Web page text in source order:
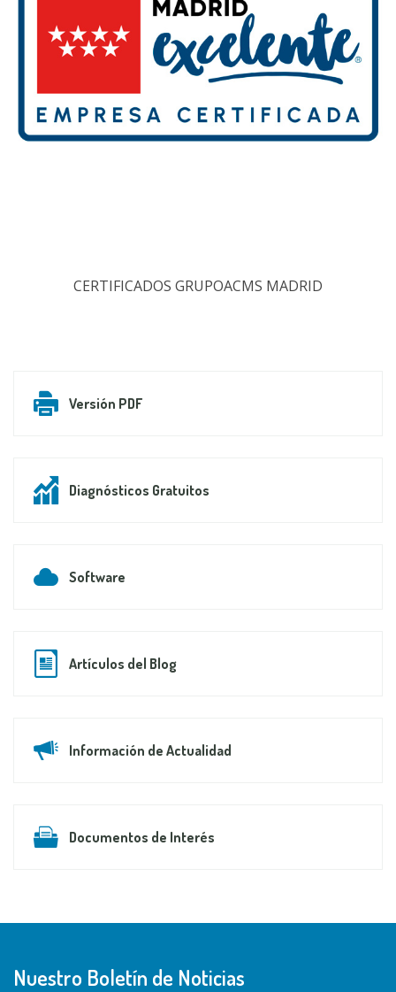
CERTIFICADOS GRUPOACMS MADRID
Versión PDF
Diagnósticos Gratuitos
Software
Artículos del Blog
Información de Actualidad
Documentos de Interés
Nuestro Boletín de Noticias